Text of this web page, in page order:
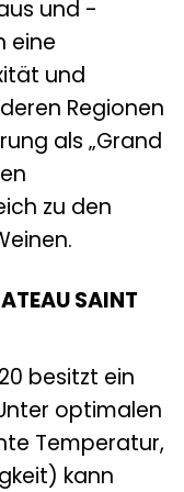
und -
eine
und
Regionen
als „Grand
zu den
SAINT
besitzt ein
optimalen
Temperatur,
kann